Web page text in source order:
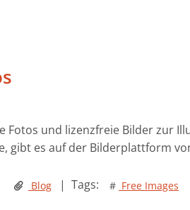
Fotos und lizenzfreie Bilder zur
gibt es auf der Bilderplattform
Blog | Tags: # Free Images